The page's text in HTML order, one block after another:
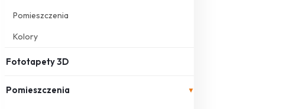
Pomieszczenia
Kolory
Fototapety 3D
Pomieszczenia ▾